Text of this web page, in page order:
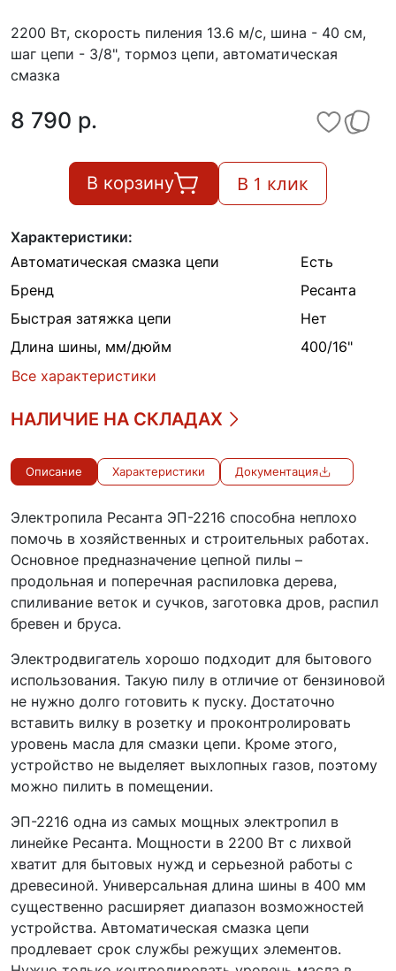
2200 Вт, скорость пиления 13.6 м/с, шина - 40 см,
шаг цепи - 3/8", тормоз цепи, автоматическая
смазка
8 790 p.
В корзину В 1 клик
Характеристики:
Автоматическая смазка цепи
Есть
Бренд
Ресанта
Быстрая затяжка цепи
Нет
Длина шины, мм/дюйм
400/16"
Все характеристики
НАЛИЧИЕ НА СКЛАДАХ
Описание Характеристики Документация
Электропила Ресанта ЭП-2216 способна неплохо
помочь в хозяйственных и строительных работах.
Основное предназначение цепной пилы –
продольная и поперечная распиловка дерева,
спиливание веток и сучков, заготовка дров, распил
бревен и бруса.
Электродвигатель хорошо подходит для бытового
использования. Такую пилу в отличие от бензиновой
не нужно долго готовить к пуску. Достаточно
вставить вилку в розетку и проконтролировать
уровень масла для смазки цепи. Кроме этого,
устройство не выделяет выхлопных газов, поэтому
можно пилить в помещении.
ЭП-2216 одна из самых мощных электропил в
линейке Ресанта. Мощности в 2200 Вт с лихвой
хватит для бытовых нужд и серьезной работы с
древесиной. Универсальная длина шины в 400 мм
существенно расширяет диапазон возможностей
устройства. Автоматическая смазка цепи
продлевает срок службы режущих элементов.